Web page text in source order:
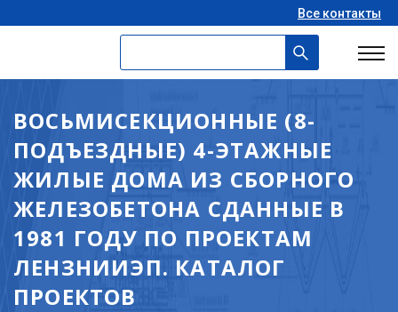
Все контакты
ВОСЬМИСЕКЦИОННЫЕ (8-
ПОДЪЕЗДНЫЕ) 4-ЭТАЖНЫЕ
ЖИЛЫЕ ДОМА ИЗ СБОРНОГО
ЖЕЛЕЗОБЕТОНА СДАННЫЕ В
1981 ГОДУ ПО ПРОЕКТАМ
ЛЕНЗНИИЭП. КАТАЛОГ
ПРОЕКТОВ